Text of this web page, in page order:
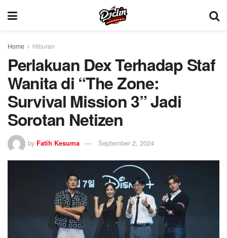
Home Hiburan
Perlakuan Dex Terhadap Staf
Wanita di “The Zone:
Survival Mission 3” Jadi
Sorotan Netizen
by Fatih Kesuma September 2, 2024